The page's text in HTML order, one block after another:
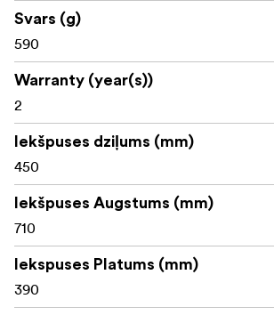
Svars (g)
590
Warranty (year(s))
2
Iekšpuses dziļums (mm)
450
Iekšpuses Augstums (mm)
710
Iekspuses Platums (mm)
390